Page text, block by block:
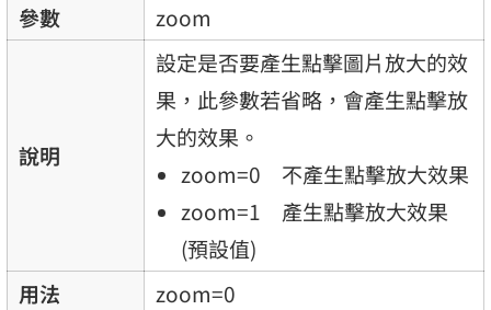
參數 zoom
說明
設定是否要產生點擊圖片放大的效
果，此參數若省略，會產生點擊放
大的效果。
zoom=0 不產生點擊放大效果
zoom=1 產生點擊放大效果
(預設值)
用法
zoom=0